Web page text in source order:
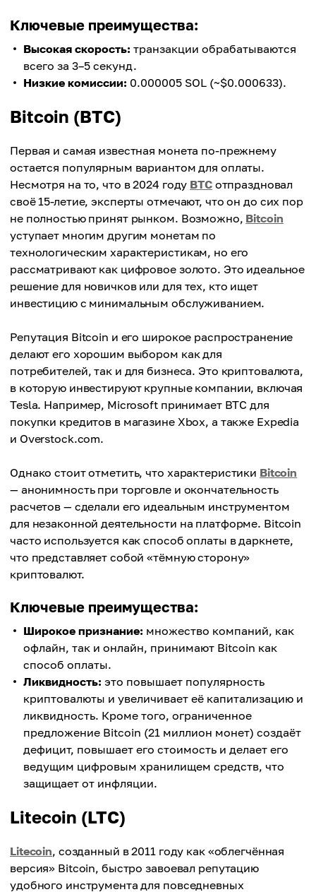
Ключевые преимущества:
Высокая скорость: транзакции обрабатываются
всего за 3–5 секунд.
Низкие комиссии: 0.000005 SOL (~$0.000633).
Bitcoin (BTC)
Первая и самая известная монета по-прежнему
остается популярным вариантом для оплаты.
Несмотря на то, что в 2024 году BTCотпраздновал
своё 15-летие, эксперты отмечают, что он до сих пор
не полностью принят рынком. Возможно, Bitcoin
уступает многим другим монетам по
технологическим характеристикам, но его
рассматривают как цифровое золото. Это идеальное
решение для новичков или для тех, кто ищет
инвестицию с минимальным обслуживанием.
Репутация Bitcoin и его широкое распространение
делают его хорошим выбором как для
потребителей, так и для бизнеса. Это криптовалюта,
в которую инвестируют крупные компании, включая
Tesla. Например, Microsoft принимает BTC для
покупки кредитов в магазине Xbox, а также Expedia
и Overstock.com.
Однако стоит отметить, что характеристики Bitcoin
— анонимность при торговле и окончательность
расчетов — сделали его идеальным инструментом
для незаконной деятельности на платформе. Bitcoin
часто используется как способ оплаты в даркнете,
что представляет собой «тёмную сторону»
криптовалют.
Ключевые преимущества:
Широкое признание: множество компаний, как
офлайн, так и онлайн, принимают Bitcoin как
способ оплаты.
Ликвидность: это повышает популярность
криптовалюты и увеличивает её капитализацию и
ликвидность. Кроме того, ограниченное
предложение Bitcoin (21 миллион монет) создаёт
дефицит, повышает его стоимость и делает его
ведущим цифровым хранилищем средств, что
защищает от инфляции.
Litecoin (LTC)
Litecoin, созданный в 2011 году как «облегчённая
версия» Bitcoin, быстро завоевал репутацию
удобного инструмента для повседневных